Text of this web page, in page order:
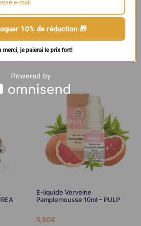
E-LIQUIDE DICTATOR CACTUS
10ML – SAVOUREA
Choix des options
E-liquide Verveine
Pamplemousse 10ml – PULP
5,90€
10% de réduction 🎁
merci, je paierai le prix fort!